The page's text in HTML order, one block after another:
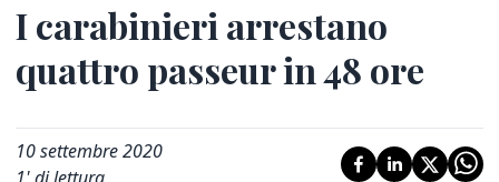
I carabinieri arrestano
quattro passeur in 48 ore
10 settembre 2020